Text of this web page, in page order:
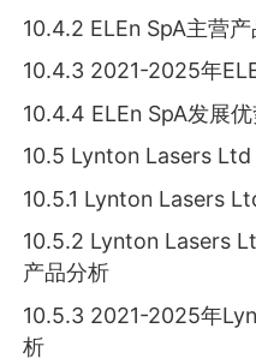
10.4.2 ELEn SpA主营
10.4.3 2021-2025年
10.4.4 ELEn SpA发展
10.5 Lynton Lasers Ltd
10.5.1 Lynton Lasers
10.5.2 Lynton Lasers
产品分析
10.5.3 2021-2025年
析